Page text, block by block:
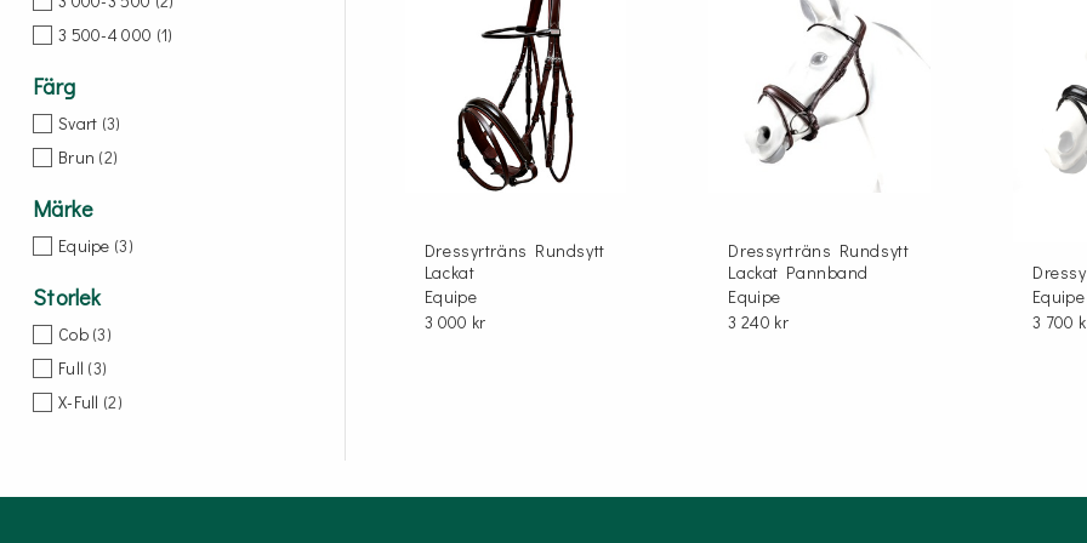
Sadelskydd & stigbygelskydd
Benlindor och Boots
Huvor
Muggmedel
3 500-4 000 (1)
Färg
Svart (3)
Brun (2)
Märke
Equipe (3)
Storlek
Cob(3)
Full (3)
X-Full (2)
Dressyrträns Rundsytt
Lackat
Equipe
3 000 kr
Dressyrträns Rundsytt
Lackat Pannband
Equipe
3 240 kr
Equipe
3 700